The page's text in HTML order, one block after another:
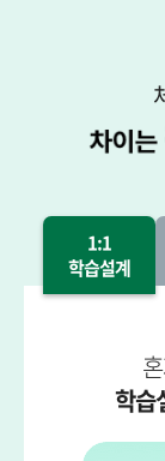
1:1
학습설계
학습